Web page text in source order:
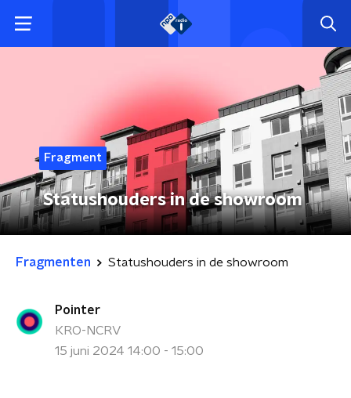
Fragment
Statushouders in de showroom
Fragmenten Statushouders in de showroom
Pointer
KRO-NCRV
15 juni 2024 14:00 - 15:00